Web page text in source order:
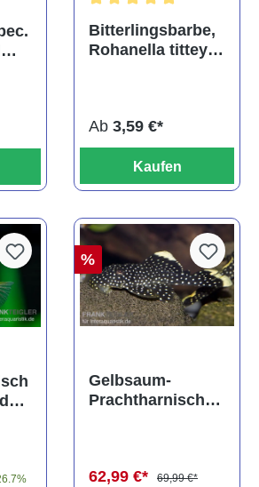
Bewertung von 5 von 5 Sternen
Bitterlingsbarbe,
Rohanella titteya,
Ab 3,59 €*
Kaufen
Bewertung von 5 von 5 Sternen
%
Gelbsaum-
Prachtharnischw
62,99 €*
69,99 €*